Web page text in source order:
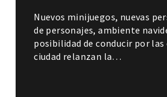
Nuevos minijuegos, nuevas
de personajes, ambiente
posibilidad de conducir por las
ciudad relanzan la…